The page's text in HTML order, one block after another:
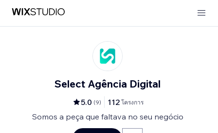
Select Agência Digital
5.0 (9) 112 โครงการ
Somos a peça que faltava no seu negócio